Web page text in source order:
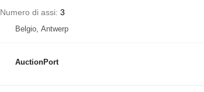
Numero di assi 3
Belgio, Antwerp
AuctionPort